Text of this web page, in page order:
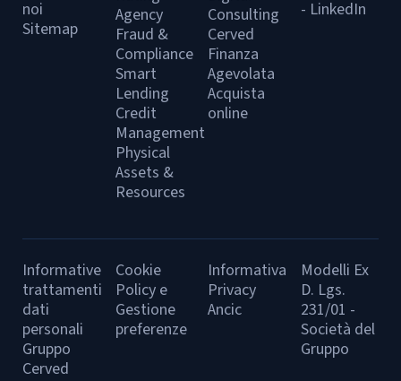
noi
Sitemap
Agency
Fraud &
Compliance
Smart
Lending
Credit
Management
Physical
Assets &
Resources
Consulting
Cerved
Finanza
Agevolata
Acquista
online
- LinkedIn
Informative
trattamenti
dati
personali
Gruppo
Cerved
Cookie
Policy e
Gestione
preferenze
Informativa
Privacy
Ancic
Modelli Ex
D. Lgs.
231/01 -
Società del
Gruppo